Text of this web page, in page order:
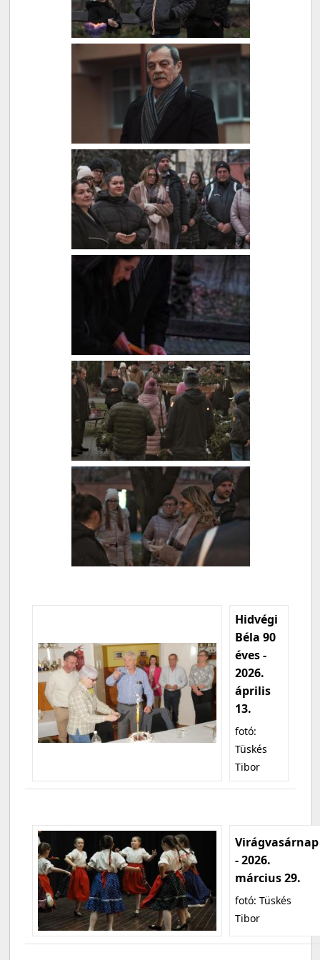
Hidvégi
Béla 90
éves -
2026.
április
13.
fotó:
Tüskés
Tibor
Virágvasárnap
- 2026.
március 29.
fotó: Tüskés
Tibor